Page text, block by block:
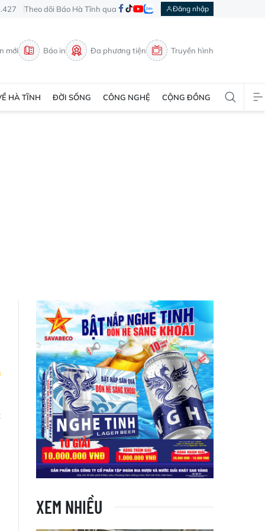
Theo dõi Báo Hà Tĩnh qua Đăng nhập
mới Báo in Đa phương tiện Truyền hình
HÀ TĨNH ĐỜI SỐNG CÔNG NGHỆ CỘNG ĐỒNG
XEM NHIỀU